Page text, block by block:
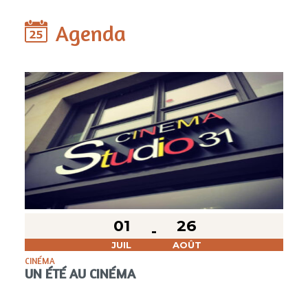
Agenda
01
JUIL
26
AOÛT
CINÉMA
UN ÉTÉ AU CINÉMA